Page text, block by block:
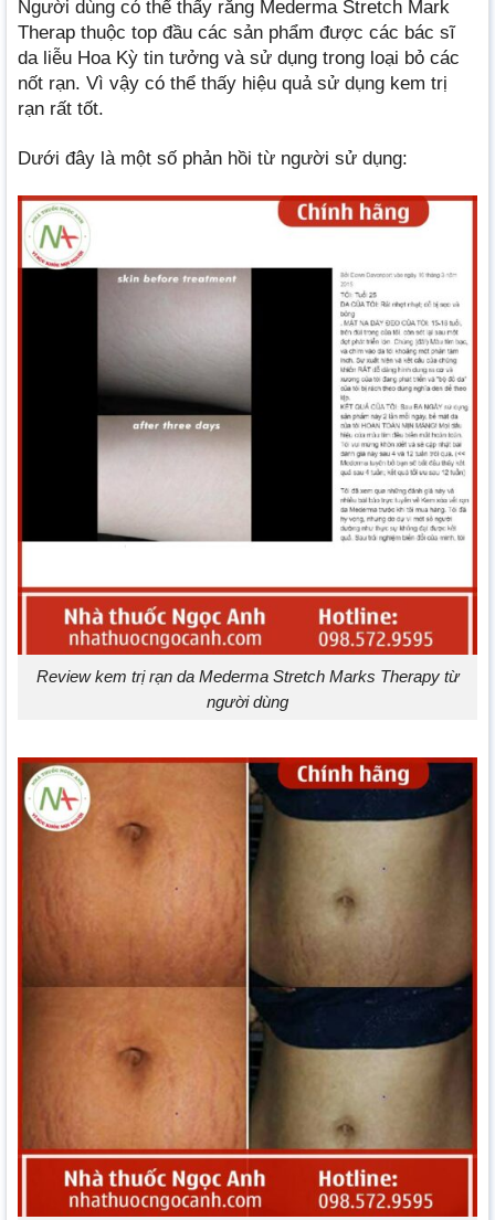
Người dùng có thể thấy rằng Mederma Stretch Mark
Therap thuộc top đầu các sản phẩm được các bác sĩ
da liễu Hoa Kỳ tin tưởng và sử dụng trong loại bỏ các
nốt rạn. Vì vậy có thể thấy hiệu quả sử dụng kem trị
rạn rất tốt.
Dưới đây là một số phản hồi từ người sử dụng:
Review kem trị rạn da Mederma Stretch Marks Therapy từ
người dùng